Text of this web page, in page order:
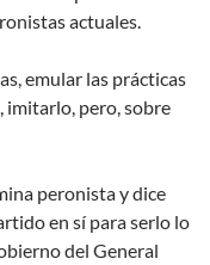
actuales.
emular las prácticas
imitarlo, pero, sobre
peronista y dice
en sí para serlo lo
del General